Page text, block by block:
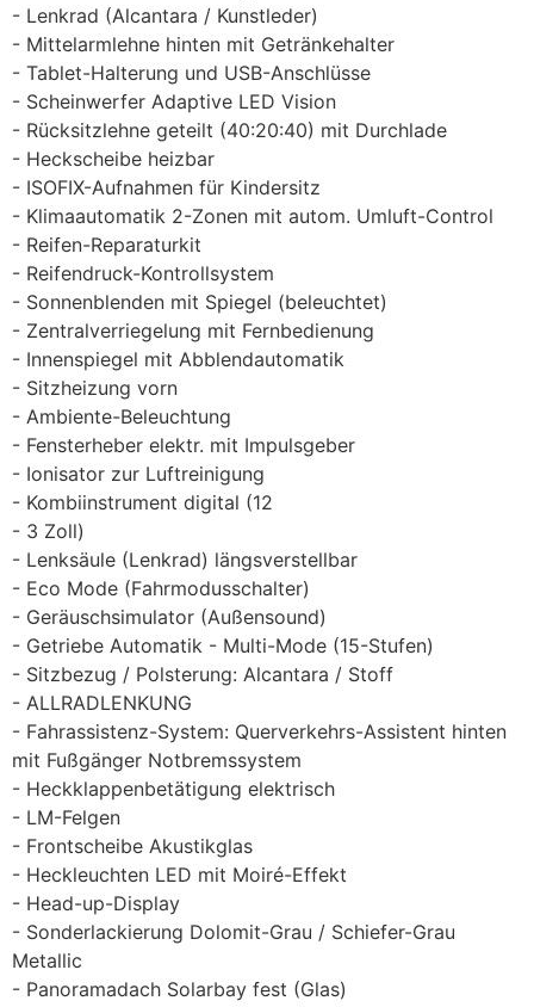
Lenkrad (Alcantara / Kunstleder)
Mittelarmlehne hinten mit Getränkehalter
Tablet-Halterung und USB-Anschlüsse
Scheinwerfer Adaptive LED Vision
Rücksitzlehne geteilt (40:20:40) mit Durchlade
Heckscheibe heizbar
ISOFIX-Aufnahmen für Kindersitz
Klimaautomatik 2-Zonen mit autom. Umluft-Control
Reifen-Reparaturkit
Reifendruck-Kontrollsystem
Sonnenblenden mit Spiegel (beleuchtet)
Zentralverriegelung mit Fernbedienung
Innenspiegel mit Abblendautomatik
Sitzheizung vorn
Ambiente-Beleuchtung
Fensterheber elektr. mit Impulsgeber
Ionisator zur Luftreinigung
Kombiinstrument digital (12
3 Zoll)
Lenksäule (Lenkrad) längsverstellbar
Eco Mode (Fahrmodusschalter)
Geräuschsimulator (Außensound)
Getriebe Automatik - Multi-Mode (15-Stufen)
Sitzbezug / Polsterung: Alcantara / Stoff
ALLRADLENKUNG
Fahrassistenz-System: Querverkehrs-Assistent hinten
mit Fußgänger Notbremssystem
Heckklappenbetätigung elektrisch
LM-Felgen
Frontscheibe Akustikglas
Heckleuchten LED mit Moiré-Effekt
Head-up-Display
Sonderlackierung Dolomit-Grau / Schiefer-Grau
Metallic
Panoramadach Solarbay fest (Glas)